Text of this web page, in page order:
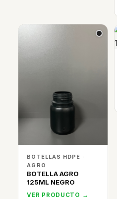
BOTELLAS HDPE ·
AGRO
BOTELLA AGRO
125ML NEGRO
VER PRODUCTO →